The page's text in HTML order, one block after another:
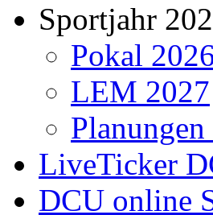
Sportjahr
Pokal
LEM 2027
LiveTicker
DCU online